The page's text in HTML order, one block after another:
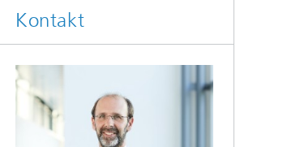
Digitaler Netzanschluss
Netzplanung und Netzbetrieb
Integrierte Energieinfrastrukturen:
Energiedaten und Monitoring
Flexibilitätsmanagement von
Kontakt